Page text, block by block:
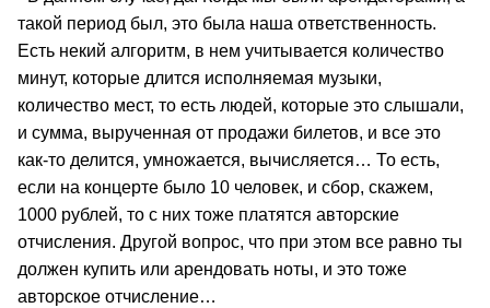
такой период был, это была наша ответственность.
Есть некий алгоритм, в нем учитывается количество
минут, которые длится исполняемая музыки,
количество мест, то есть людей, которые это слышали,
и сумма, вырученная от продажи билетов, и все это
как-то делится, умножается, вычисляется… То есть,
если на концерте было 10 человек, и сбор, скажем,
1000 рублей, то с них тоже платятся авторские
отчисления. Другой вопрос, что при этом все равно ты
должен купить или арендовать ноты, и это тоже
авторское отчисление…